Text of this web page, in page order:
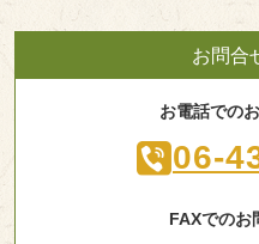
お問合
お電話での
06-
FAXでのお